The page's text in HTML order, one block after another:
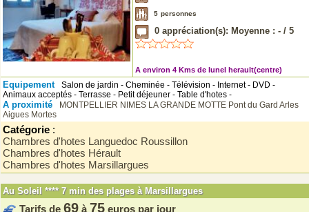
5 personnes
0 appréciation(s): Moyenne : - / 5
A environ 4 Kms de lunel herault(centre)
Equipement
Salon de jardin - Cheminée - Télévision - Internet - DVD -
Animaux acceptés - Terrasse - Petit déjeuner - Table d'hotes -
A proximité MONTPELLIER NIMES LA GRANDE MOTTE Pont du Gard Arles
Aigues Mortes
Catégorie :
Chambres d'hotes Languedoc Roussillon
Chambres d'hotes Hérault
Chambres d'hotes Marsillargues
Au Soleil **** 7 min des plages à Marsillargues
Tarifs de 69 à 75 euros par jour